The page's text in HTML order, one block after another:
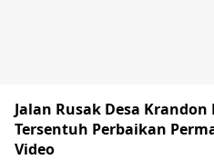
Jalan Rusak Desa Krandon
Tersentuh Perbaikan
Video